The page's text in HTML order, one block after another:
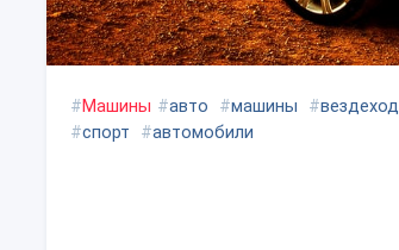
#Машины #авто #машины #вездеход
#спорт #автомобили